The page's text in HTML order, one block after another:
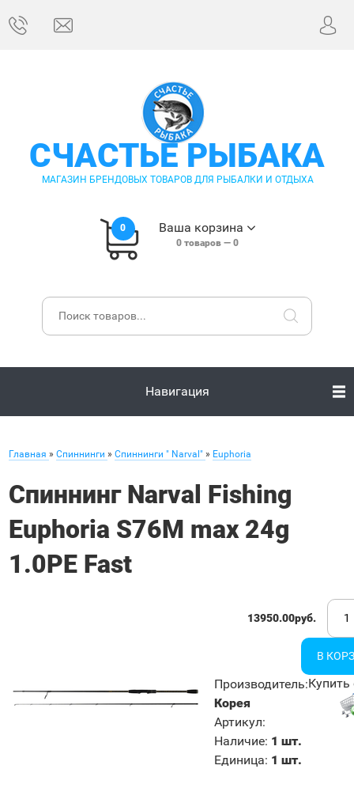
СЧАСТЬЕ РЫБАКА
МАГАЗИН БРЕНДОВЫХ ТОВАРОВ ДЛЯ РЫБАЛКИ И ОТДЫХА
0 Ваша корзина
0товаров — 0
Навигация
Главная » Спиннинги » Спиннинги " Narval" » Euphoria
Спиннинг Narval Fishing
Euphoria S76M max 24g
1.0PE Fast
13950.00руб.
Производитель:
Корея
Артикул:
Наличие: 1 шт.
Единица: 1 шт.
Купить